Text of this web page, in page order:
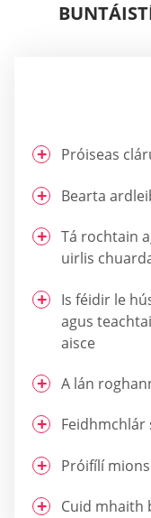
Próiseas
Bearta
Tá rochtain
uirlis
Is féidir le
agus
aisce
A lán
Feidhmchlár
Próifílí
Cuid mhaith